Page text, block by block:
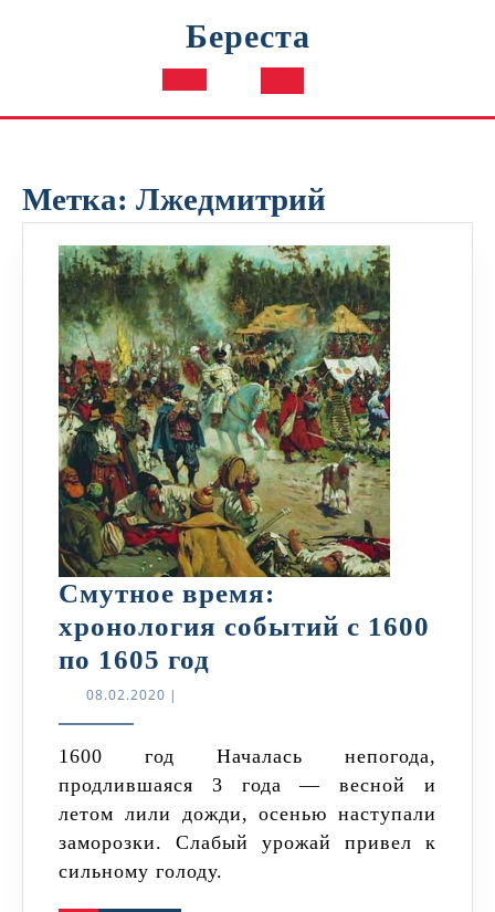
Береста
Кнопка
Метка: Лжедмитрий
Смутное время:
хронология событий с 1600
по 1605 год
событий
с
1600
по
1605
08.02.2020 08.02.2020
|
1600 год Началась непогода,
продлившаяся 3 года — весной и
летом лили дожди, осенью наступали
заморозки. Слабый урожай привел к
сильному голоду.